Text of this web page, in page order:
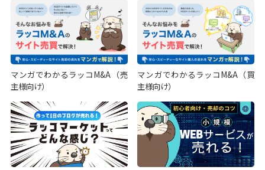
マンガでわかるラッコM&A（売
主様向け）
マンガでわかるラッコM&A（買
主様向け）